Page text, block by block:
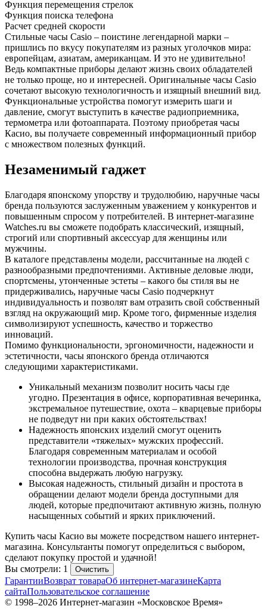
Функция перемещения стрелок
Функция поиска телефона
Расчет средней скорости
Стильные часы Casio – поистине легендарной марки –
пришлись по вкусу покупателям из разных уголочков мира:
европейцам, азиатам, американцам. И это не удивительно!
Ведь компактные приборы делают жизнь своих обладателей
не только проще, но и интересней. Оригинальные часы Casio
сочетают высокую технологичность и изящный внешний вид.
Функциональные устройства помогут измерить шаги и
давление, смогут выступить в качестве радиоприемника,
термометра или фотоаппарата. Поэтому приобретая часы
Касио, вы получаете современный информационный прибор
с множеством полезных функций.
Незаменимый гаджет
Благодаря японскому упорству и трудолюбию, наручные часы
бренда пользуются заслуженным уважением у конкурентов и
повышенным спросом у потребителей. В интернет-магазине
Watches.ru вы сможете подобрать классический, изящный,
строгий или спортивный аксессуар для женщины или
мужчины.
В каталоге представлены модели, рассчитанные на людей с
разнообразными предпочтениями. Активные деловые люди,
спортсмены, утонченные эстеты – какого бы стиля вы не
придерживались, наручные часы Casio подчеркнут
индивидуальность и позволят вам отразить свой собственный
взгляд на окружающий мир. Кроме того, фирменные изделия
символизируют успешность, качество и торжество
инноваций.
Помимо функциональности, эргономичности, надежности и
эстетичности, часы японского бренда отличаются
следующими характеристиками.
Уникальный механизм позволит носить часы где
угодно. Презентация в офисе, корпоративная вечеринка,
экстремальное путешествие, охота – кварцевые приборы
не подведут ни при каких обстоятельствах!
Надежность японских изделий смогут оценить
представители «тяжелых» мужских профессий.
Благодаря современным материалам и особой
технологии производства, прочная конструкция
способна выдержать любую нагрузку.
Высокая надежность, стильный дизайн и простота в
обращении делают модели бренда доступными для
людей, которые предпочитают активную жизнь, полную
насыщенных событий и ярких приключений.
Купить часы Касио вы можете посредством нашего интернет-
магазина. Консультанты помогут определиться с выбором,
сделают покупку простой и удачной!
Вы смотрели: 1
Очистить
ГарантииВозврат товараОб интернет-магазинеКарта
сайтаПользовательское соглашение
© 1998–2026 Интернет-магазин «Московское Время»